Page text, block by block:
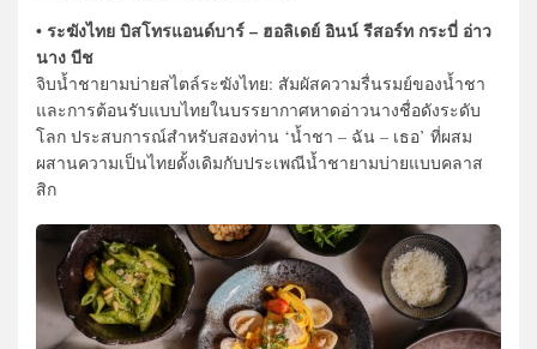
• ระฆังไทย บิสโทรแอนด์บาร์ – ฮอลิเดย์ อินน์ รีสอร์ท กระบี่ อ่าว
นาง บีช
จิบน้ำชายามบ่ายสไตล์ระฆังไทย: สัมผัสความรื่นรมย์ของน้ำชา
และการต้อนรับแบบไทยในบรรยากาศหาดอ่าวนางชื่อดังระดับ
โลก ประสบการณ์สำหรับสองท่าน ‘น้ำชา – ฉัน – เธอ’ ที่ผสม
ผสานความเป็นไทยดั้งเดิมกับประเพณีน้ำชายามบ่ายแบบคลาส
สิก